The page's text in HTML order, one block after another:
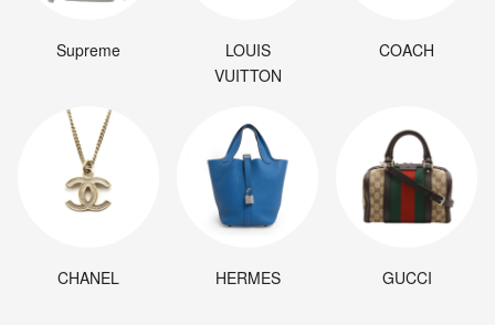
Supreme
LOUIS
VUITTON
COACH
CHANEL HERMES GUCCI